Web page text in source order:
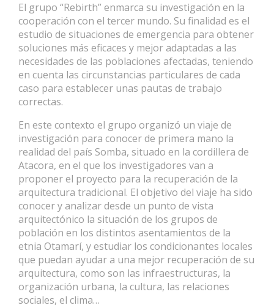
El grupo “Rebirth” enmarca su investigación en la
cooperación con el tercer mundo. Su finalidad es el
estudio de situaciones de emergencia para obtener
soluciones más eficaces y mejor adaptadas a las
necesidades de las poblaciones afectadas, teniendo
en cuenta las circunstancias particulares de cada
caso para establecer unas pautas de trabajo
correctas.
En este contexto el grupo organizó un viaje de
investigación para conocer de primera mano la
realidad del país Somba, situado en la cordillera de
Atacora, en el que los investigadores van a
proponer el proyecto para la recuperación de la
arquitectura tradicional. El objetivo del viaje ha sido
conocer y analizar desde un punto de vista
arquitectónico la situación de los grupos de
población en los distintos asentamientos de la
etnia Otamarí, y estudiar los condicionantes locales
que puedan ayudar a una mejor recuperación de su
arquitectura, como son las infraestructuras, la
organización urbana, la cultura, las relaciones
sociales, el clima…